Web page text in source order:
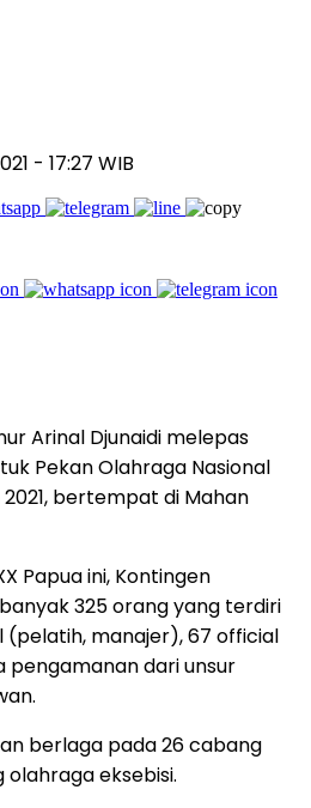
- 17:27 WIB
Arinal Djunaidi melepas
Pekan Olahraga Nasional
2021, bertempat di Mahan
Papua ini, Kontingen
325 orang yang terdiri
(pelatih, manajer), 67 official
pengamanan dari unsur
berlaga pada 26 cabang
eksebisi.